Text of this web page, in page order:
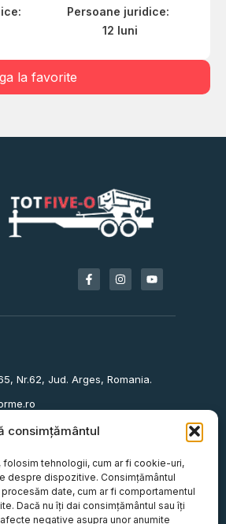
consimțământul
folosim tehnologii, cum ar fi cookie-uri,
despre dispozitive. Consimțământul
date, cum ar fi comportamentul
Dacă nu îți dai consimțământul sau îți
negative asupra unor anumite
Persoane juridice:
12 luni
la favorite
Nr.62, Jud. Arges, Romania.